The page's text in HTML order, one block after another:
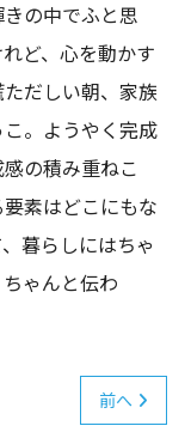
の中でふと思
ど、心を動かす
だしい朝、家族
。ようやく完成
の積み重ねこ
素はどこにもな
暮らしにはちゃ
ゃんと伝わ
前へ